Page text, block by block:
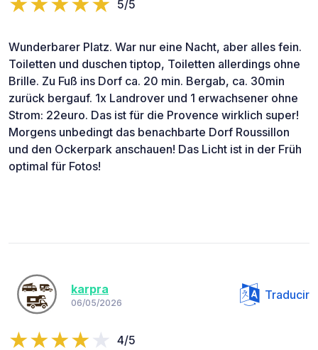
5/5
Wunderbarer Platz. War nur eine Nacht, aber alles fein.
Toiletten und duschen tiptop, Toiletten allerdings ohne
Brille. Zu Fuß ins Dorf ca. 20 min. Bergab, ca. 30min
zurück bergauf. 1x Landrover und 1 erwachsener ohne
Strom: 22euro. Das ist für die Provence wirklich super!
Morgens unbedingt das benachbarte Dorf Roussillon
und den Ockerpark anschauen! Das Licht ist in der Früh
optimal für Fotos!
karpra
06/05/2026
Traducir
4/5